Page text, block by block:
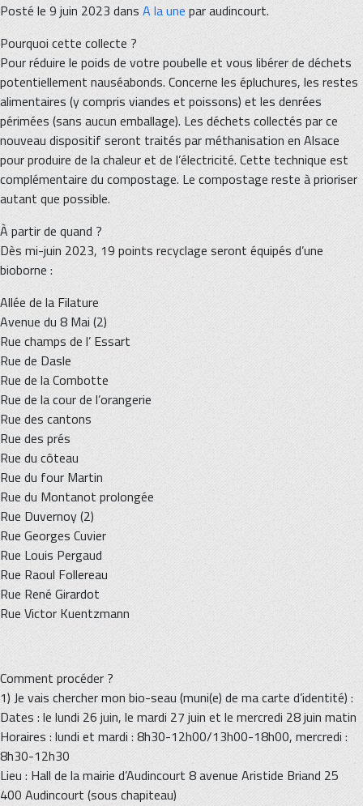
Posté le 9 juin 2023 dans A la une par audincourt.
Pourquoi cette collecte ?
Pour réduire le poids de votre poubelle et vous libérer de déchets
potentiellement nauséabonds. Concerne les épluchures, les restes
alimentaires (y compris viandes et poissons) et les denrées
périmées (sans aucun emballage). Les déchets collectés par ce
nouveau dispositif seront traités par méthanisation en Alsace
pour produire de la chaleur et de l’électricité. Cette technique est
complémentaire du compostage. Le compostage reste à prioriser
autant que possible.
À partir de quand ?
Dès mi-juin 2023, 19 points recyclage seront équipés d’une
bioborne :
Allée de la Filature
Avenue du 8 Mai (2)
Rue champs de l’ Essart
Rue de Dasle
Rue de la Combotte
Rue de la cour de l’orangerie
Rue des cantons
Rue des prés
Rue du côteau
Rue du four Martin
Rue du Montanot prolongée
Rue Duvernoy (2)
Rue Georges Cuvier
Rue Louis Pergaud
Rue Raoul Follereau
Rue René Girardot
Rue Victor Kuentzmann
Comment procéder ?
1) Je vais chercher mon bio-seau (muni(e) de ma carte d’identité) :
Dates : le lundi 26 juin, le mardi 27 juin et le mercredi 28 juin matin
Horaires : lundi et mardi : 8h30-12h00/13h00-18h00, mercredi :
8h30-12h30
Lieu : Hall de la mairie d’Audincourt 8 avenue Aristide Briand 25
400 Audincourt (sous chapiteau)